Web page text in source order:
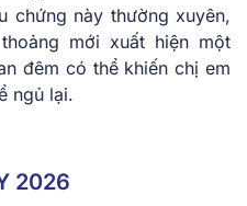
chứng này thường xuyên,
mới xuất hiện một
đêm có thể khiến chị em
ngủ lại.
2026